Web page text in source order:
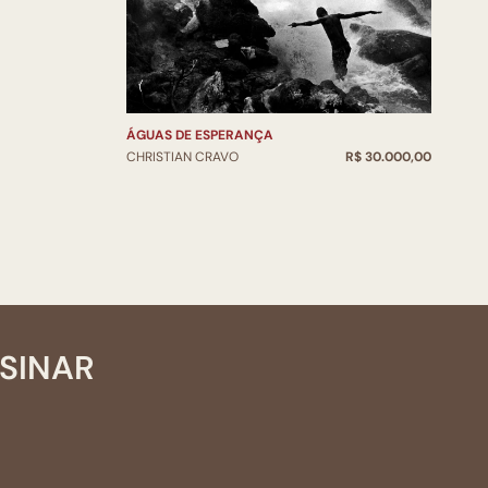
ÁGUAS DE ESPERANÇA
CHRISTIAN CRAVO
R$ 30.000,00